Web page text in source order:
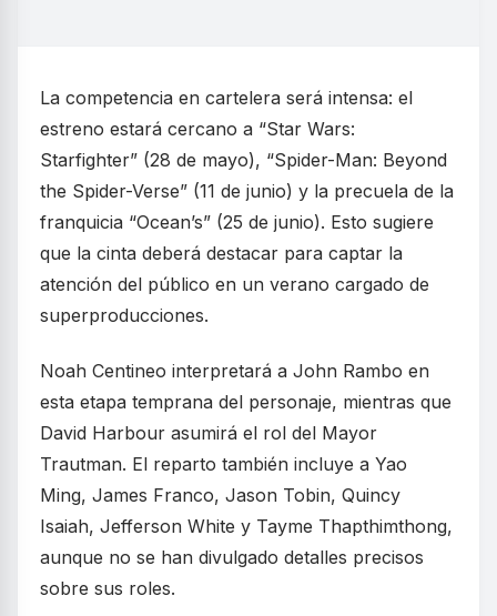
La competencia en cartelera será intensa: el
estreno estará cercano a “Star Wars:
Starfighter” (28 de mayo), “Spider-Man: Beyond
the Spider-Verse” (11 de junio) y la precuela de la
franquicia “Ocean’s” (25 de junio). Esto sugiere
que la cinta deberá destacar para captar la
atención del público en un verano cargado de
superproducciones.
Noah Centineo interpretará a John Rambo en
esta etapa temprana del personaje, mientras que
David Harbour asumirá el rol del Mayor
Trautman. El reparto también incluye a Yao
Ming, James Franco, Jason Tobin, Quincy
Isaiah, Jefferson White y Tayme Thapthimthong,
aunque no se han divulgado detalles precisos
sobre sus roles.